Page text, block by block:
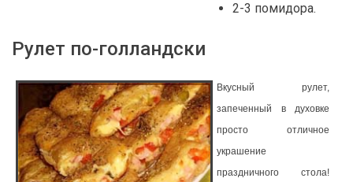
2-3 помидора.
Рулет по-голландски
Вкусный рулет,
запеченный в духовке
просто отличное
украшение
праздничного стола!